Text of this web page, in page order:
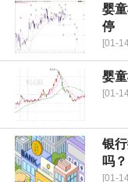
婴
停
[01-
婴
[01-
银
吗？
[01-